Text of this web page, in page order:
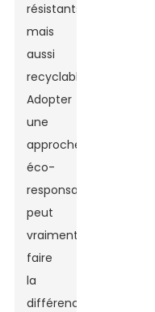
résistants,
mais
aussi
recyclables !
Adopter
une
approche
éco-
responsable
peut
vraiment
faire
la
différence